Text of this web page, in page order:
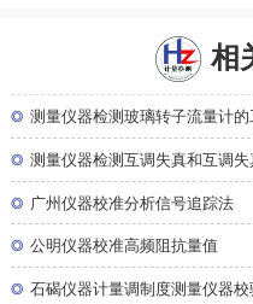
相
◎ 测量仪器检测玻璃转子流量计的
◎ 测量仪器检测互调失真和互调失
◎ 广州仪器校准分析信号追踪法
◎ 公明仪器校准高频阻抗量值
◎ 石碣仪器计量调制度测量仪器校